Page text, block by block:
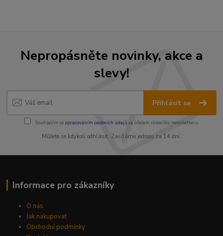
Nepropásněte novinky, akce a
slevy!
Přihlásit se
Souhlasím se zpracováním osobních údajůza účelem rozesílky newsletteru.
Můžete se kdykoli odhlásit. Zasíláme jednou za 14 dní.
Informace pro zákazníky
O nás
Jak nakupovat
Obchodní podmínky